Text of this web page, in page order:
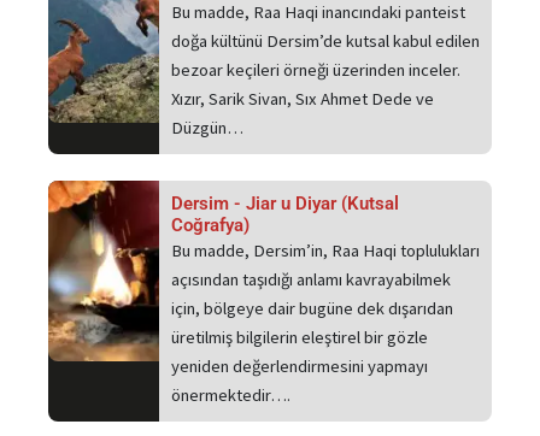
Bu madde, Raa Haqi inancındaki panteist
doğa kültünü Dersim’de kutsal kabul edilen
bezoar keçileri örneği üzerinden inceler.
Xızır, Sarik Sivan, Sıx Ahmet Dede ve
Düzgün…
Dersim - Jiar u Diyar (Kutsal
Coğrafya)
Bu madde, Dersim’in, Raa Haqi toplulukları
açısından taşıdığı anlamı kavrayabilmek
için, bölgeye dair bugüne dek dışarıdan
üretilmiş bilgilerin eleştirel bir gözle
yeniden değerlendirmesini yapmayı
önermektedir….